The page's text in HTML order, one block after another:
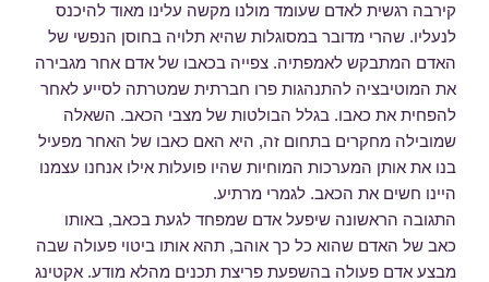
קירבה רגשית לאדם שעומד מולנו מקשה עלינו מאוד להיכנס
לנעליו. שהרי מדובר במסוגלות שהיא תלויה בחוסן הנפשי של
האדם המתבקש לאמפתיה. צפייה בכאבו של אדם אחר מגבירה
את המוטיבציה להתנהגות פרו חברתית שמטרתה לסייע לאחר
להפחית את כאבו. בגלל הבולטות של מצבי הכאב. השאלה
שמובילה מחקרים בתחום זה, היא האם כאבו של האחר מפעיל
בנו את אותן המערכות המוחיות שהיו פועלות אילו אנחנו עצמנו
היינו חשים את הכאב. לגמרי מרתיע.
התגובה הראשונה שיפעל אדם שמפחד לגעת בכאב, באותו
כאב של האדם שהוא כל כך אוהב, תהא אותו ביטוי פעולה שבה
מבצע אדם פעולה בהשפעת פריצת תכנים מהלא מודע. אקטינג